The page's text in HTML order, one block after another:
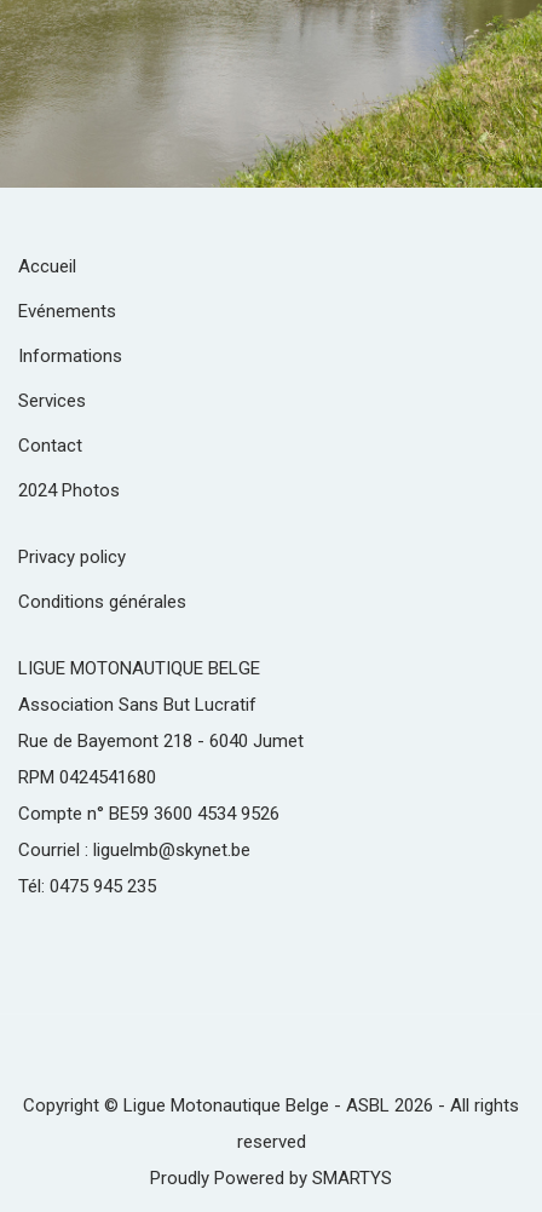
Accueil
Evénements
Informations
Services
Contact
2024 Photos
Privacy policy
Conditions générales
LIGUE MOTONAUTIQUE BELGE
Association Sans But Lucratif
Rue de Bayemont 218 - 6040 Jumet
RPM 0424541680
Compte n° BE59 3600 4534 9526
Courriel : liguelmb@skynet.be
Tél: 0475 945 235
Copyright © Ligue Motonautique Belge - ASBL 2026 - All rights
reserved
Proudly Powered by SMARTYS